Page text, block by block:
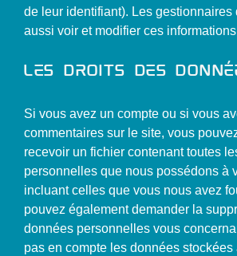
de leur identifiant). Les gestionnaires
aussi voir et modifier ces
Les droits des
Si vous avez un compte ou si vous
commentaires sur le site, vous
recevoir un fichier contenant toutes
personnelles que nous possédons à
incluant celles que vous nous avez
pouvez également demander la
données personnelles vous
pas en compte les données stockées